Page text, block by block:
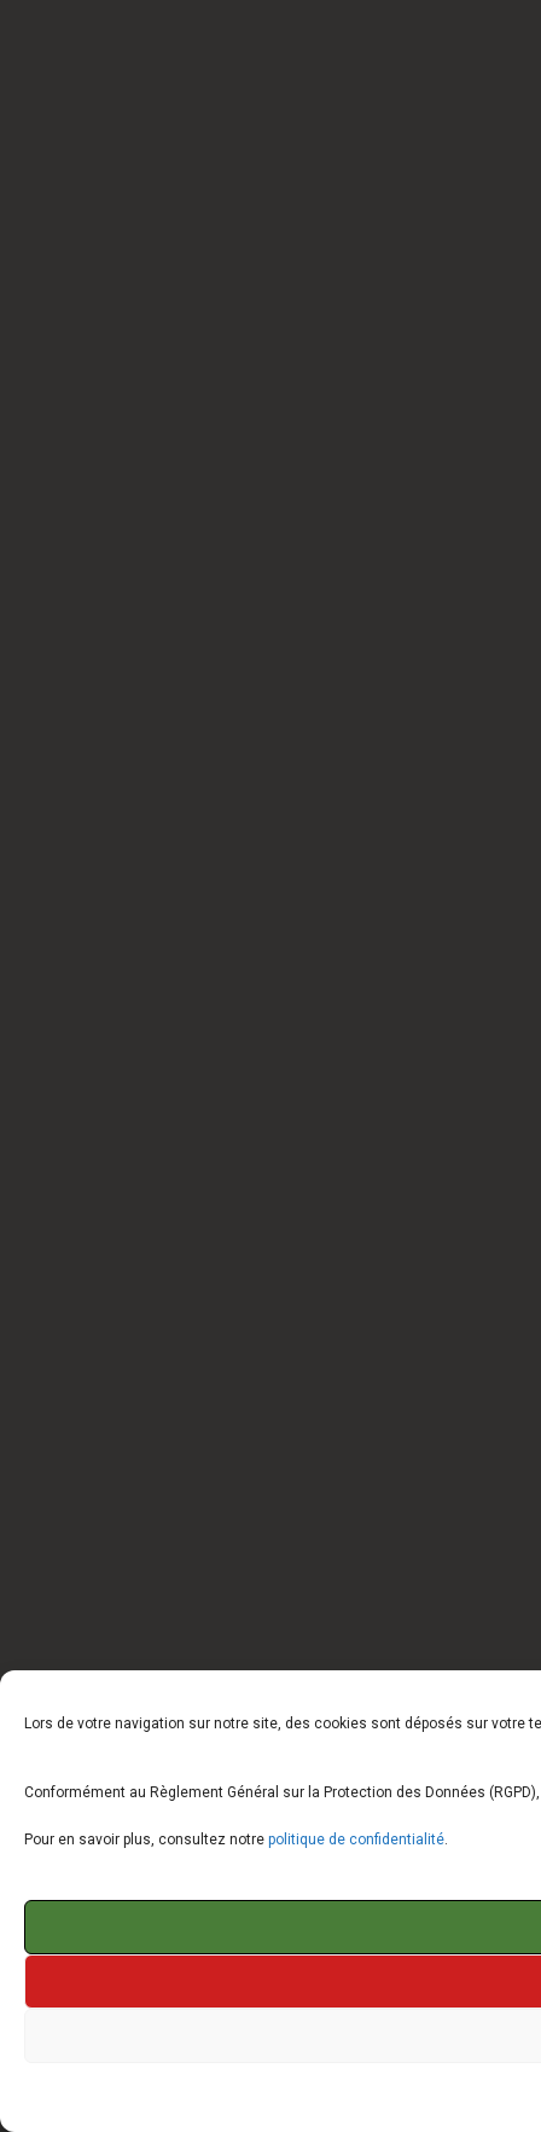
Lors de votre navigation sur notre site, des cookies sont déposés sur votre
Conformément au Règlement Général sur la Protection des Données
Pour en savoir plus, consultez notre politique de confidentialité.